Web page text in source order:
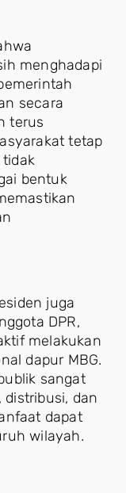
menghadapi
secara
terus
tetap
bentuk
juga
DPR,
melakukan
dapur MBG.
sangat
dan
dapat
wilayah.